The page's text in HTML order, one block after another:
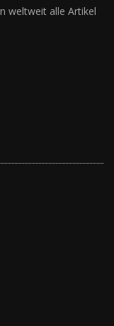
weltweit alle Artikel